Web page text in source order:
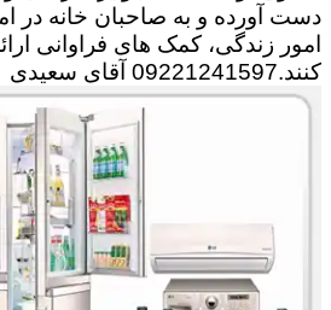
دست آورده و به صاحبان خانه در
امور زندگی، کمک های فراوانی
کنند.09221241597 آقای سعیدی